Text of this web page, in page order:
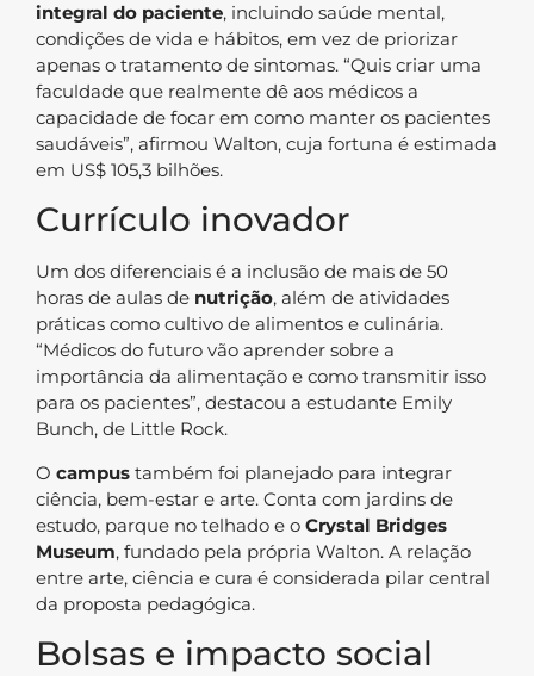
integral do paciente, incluindo saúde mental,
condições de vida e hábitos, em vez de priorizar
apenas o tratamento de sintomas. “Quis criar uma
faculdade que realmente dê aos médicos a
capacidade de focar em como manter os pacientes
saudáveis”, afirmou Walton, cuja fortuna é estimada
em US$ 105,3 bilhões.
Currículo inovador
Um dos diferenciais é a inclusão de mais de 50
horas de aulas de nutrição, além de atividades
práticas como cultivo de alimentos e culinária.
“Médicos do futuro vão aprender sobre a
importância da alimentação e como transmitir isso
para os pacientes”, destacou a estudante Emily
Bunch, de Little Rock.
O campus também foi planejado para integrar
ciência, bem-estar e arte. Conta com jardins de
estudo, parque no telhado e o Crystal Bridges
Museum, fundado pela própria Walton. A relação
entre arte, ciência e cura é considerada pilar central
da proposta pedagógica.
Bolsas e impacto social